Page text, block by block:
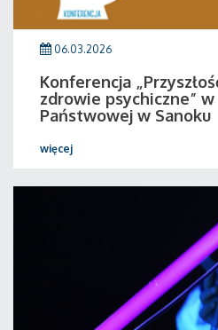
06.03.2026
Konferencja
zdrowie psychiczne”
Państwowej w Sanoku
więcej